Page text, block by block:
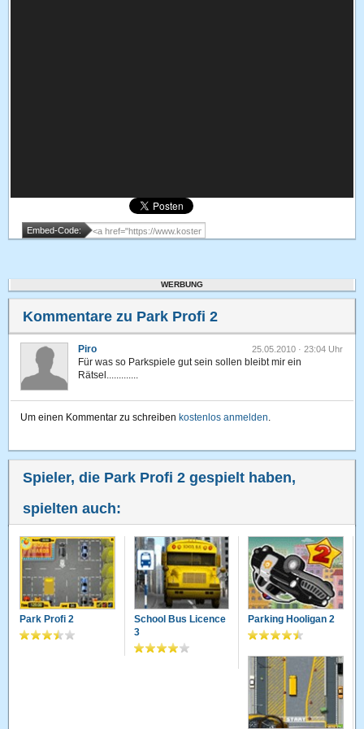
Embed-Code:
WERBUNG
Kommentare zu Park Profi 2
Piro 25.05.2010 · 23:04 Uhr
Für was so Parkspiele gut sein sollen bleibt mir ein
Rätsel.............
Um einen Kommentar zu schreiben kostenlos anmelden.
Spieler, die Park Profi 2 gespielt haben,
spielten auch:
Park Profi 2
School Bus Licence
3
Parking Hooligan 2